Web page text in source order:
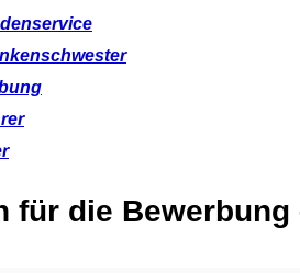
für die Bewerbung